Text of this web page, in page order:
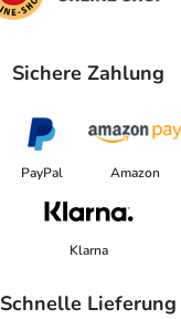
Sichere Zahlung
PayPal Amazon
Klarna
Schnelle Lieferung